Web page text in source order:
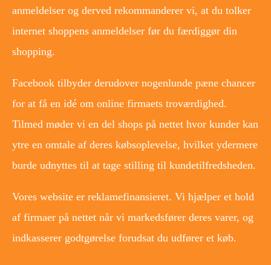
anmeldelser og derved rekommanderer vi, at du tolker
internet shoppens anmeldelser før du færdiggør din
shopping.
Facebook tilbyder derudover nogenlunde pæne chancer
for at få en idé om online firmaets troværdighed.
Tilmed møder vi en del shops på nettet hvor kunder kan
ytre en omtale af deres købsoplevelse, hvilket ydermere
burde udnyttes til at tage stilling til kundetilfredsheden.
Vores website er reklamefinansieret. Vi hjælper et hold
af firmaer på nettet når vi markedsfører deres varer, og
indkasserer godtgørelse forudsat du udfører et køb.